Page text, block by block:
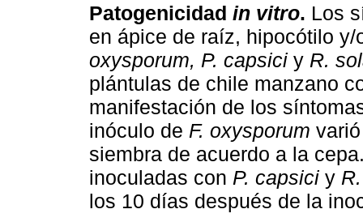
Patogenicidad in vitro. Los
en ápice de raíz, hipocótilo
oxysporum, P. capsici y R.
plántulas de chile manzano
manifestación de los
inóculo de F. oxysporum
siembra de acuerdo a la
inoculadas con P. capsici y
los 10 días después de la